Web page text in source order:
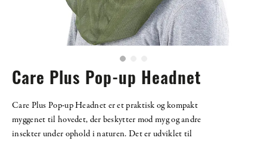
Care Plus Pop-up Headnet
Care Plus Pop-up Headnet er et praktisk og kompakt
myggenet til hovedet, der beskytter mod myg og andre
insekter under ophold i naturen. Det er udviklet til